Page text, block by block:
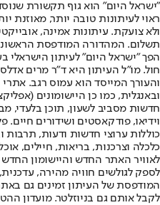
"ישראל היום" הוא גוף תקשורת
ראוי לעיתונות טובה יותר, מאוזנת
ולא צועקת. עיתונות אמינה,
הפך "ישראל היום" לעיתון הישראלי
חול. מו"ל העיתון היא ד"ר מרים
והעורך המייסד הוא עמוס רגב.
חדשות מסביב לשעון, תוכן בלעדי,
וידיאו, פודקאסטים ושידורים
כוללות ערוצי חדשות ודעות, תרבות
לאוויר האתר החדש והיישומון
לספק לגולשים חוויה מהירה,
המודפסת של העיתון זמינים גם
לקבל אותם גם בניוזלטר. מועדון